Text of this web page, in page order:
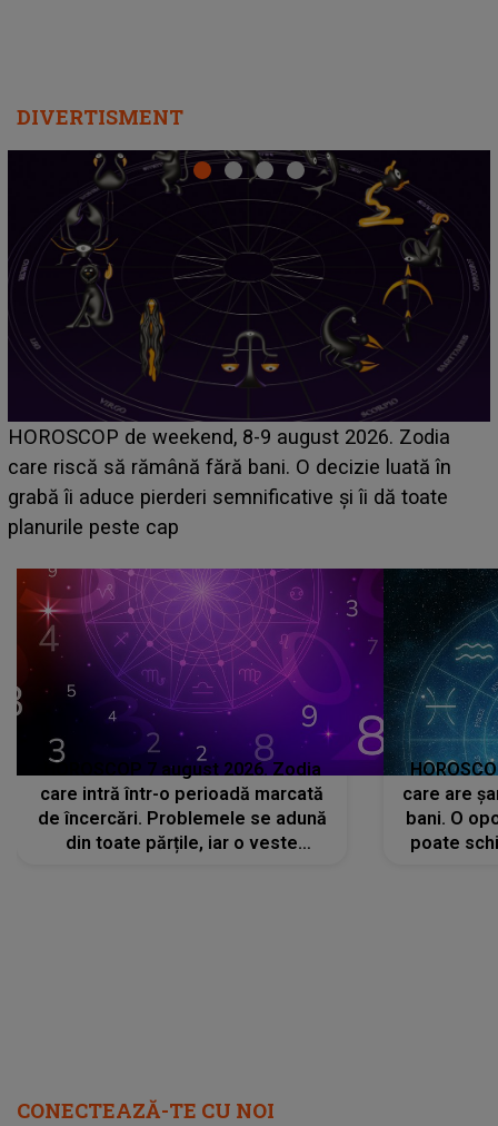
DIVERTISMENT
Emanuel a ținut ACEST DETALIU ASCUNS până
acum! În fața Alexandrei, concurentul din Casa Iubirii
face o MĂRTURISIRE NEAȘTEPTATĂ despre mama
sa: "I-am spus și ei în față, eu nu te iubesc pentru
HOROSCOP 7 august 2026. Zodia
care intră într-o perioadă marcată
de încercări. Problemele se adună
din toate părțile, iar o veste
care are
bani. O
poate
CONECTEAZĂ-TE CU NOI